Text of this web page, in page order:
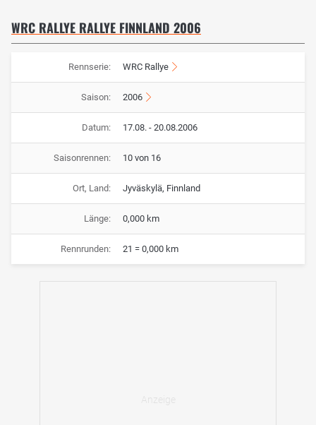
WRC RALLYE RALLYE FINNLAND 2006
Rennserie: WRC Rallye
Saison: 2006
Datum: 17.08. - 20.08.2006
Saisonrennen: 10 von 16
Ort, Land: Jyväskylä, Finnland
Länge: 0,000 km
Rennrunden: 21 = 0,000 km